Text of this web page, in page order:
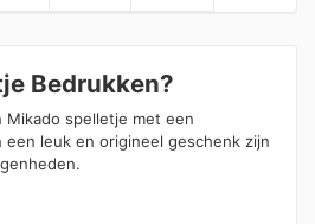
Bedrukken?
spelletje met een
leuk en origineel geschenk zijn